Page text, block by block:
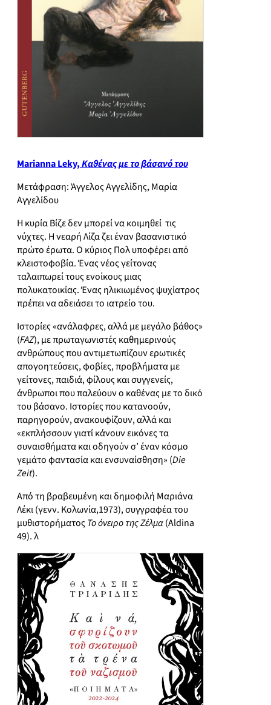
Marianna Leky,Καθένας με το βάσανό του
Μετάφραση: Άγγελος Αγγελίδης, Μαρία
Αγγελίδου
Η κυρία Βίζε δεν μπορεί να κοιμηθεί τις
νύχτες. Η νεαρή Λίζα ζει έναν βασανιστικό
πρώτο έρωτα. Ο κύριος Πολ υποφέρει από
κλειστοφοβία. Ένας νέος γείτονας
ταλαιπωρεί τους ενοίκους μιας
πολυκατοικίας. Ένας ηλικιωμένος ψυχίατρος
πρέπει να αδειάσει το ιατρείο του.
Ιστορίες «ανάλαφρες, αλλά με μεγάλο βάθος»
(FAZ), με πρωταγωνιστές καθημερινούς
ανθρώπους που αντιμετωπίζουν ερωτικές
απογοητεύσεις, φοβίες, προβλήματα με
γείτονες, παιδιά, φίλους και συγγενείς,
άνθρωποι που παλεύουν ο καθένας με το δικό
του βάσανο. Ιστορίες που κατανοούν,
παρηγορούν, ανακουφίζουν, αλλά και
«εκπλήσσουν γιατί κάνουν εικόνες τα
συναισθήματα και οδηγούν σ’ έναν κόσμο
γεμάτο φαντασία και ενσυναίσθηση» (Die
Zeit).
Από τη βραβευμένη και δημοφιλή Μαριάνα
Λέκι (γενν. Κολωνία,1973), συγγραφέα του
μυθιστορήματοςΤο όνειρο της Ζέλμα(Aldina
49). λ